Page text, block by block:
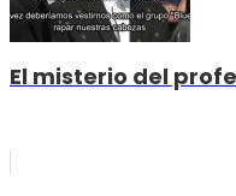
El misterio del